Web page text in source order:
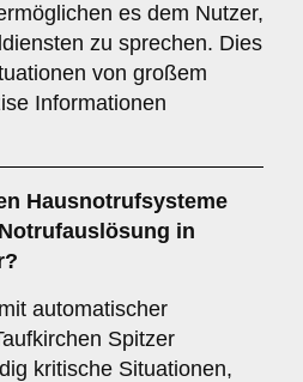
es dem Nutzer,
zu sprechen. Dies
von großem
Informationen
Hausnotrufsysteme
in
automatischer
Spitzer
kritische Situationen,